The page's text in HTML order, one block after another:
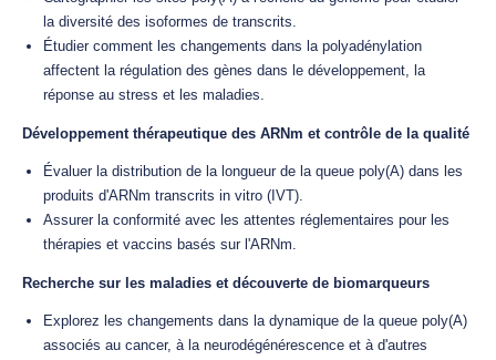
la diversité des isoformes de transcrits.
Étudier comment les changements dans la polyadénylation
affectent la régulation des gènes dans le développement, la
réponse au stress et les maladies.
Développement thérapeutique des ARNm et contrôle de la qualité
Évaluer la distribution de la longueur de la queue poly(A) dans les
produits d'ARNm transcrits in vitro (IVT).
Assurer la conformité avec les attentes réglementaires pour les
thérapies et vaccins basés sur l'ARNm.
Recherche sur les maladies et découverte de biomarqueurs
Explorez les changements dans la dynamique de la queue poly(A)
associés au cancer, à la neurodégénérescence et à d'autres